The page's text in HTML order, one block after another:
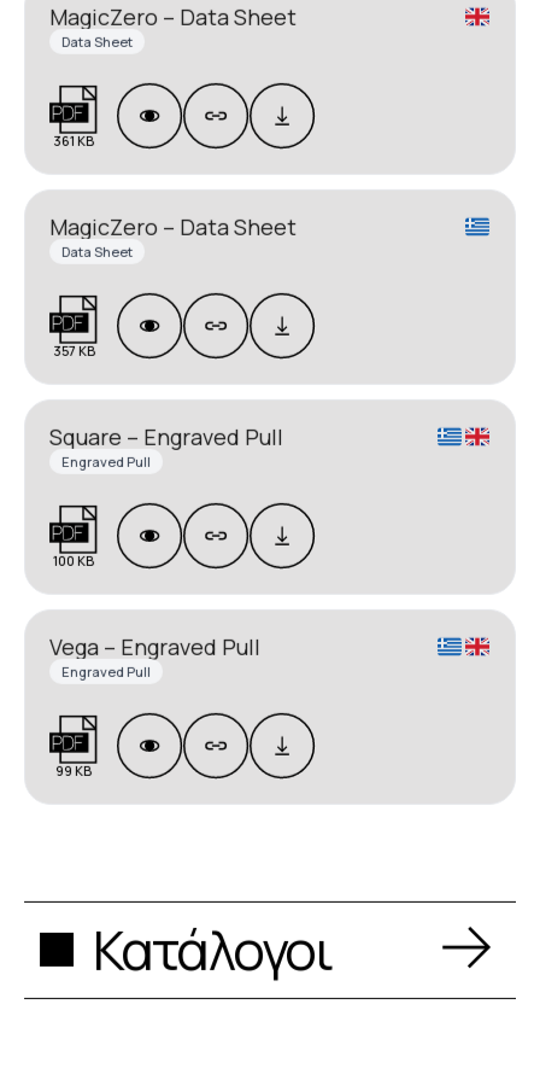
MagicZero – Data Sheet
Data Sheet
361 KB
MagicZero – Data Sheet
Data Sheet
357 KB
Square – Engraved Pull
Engraved Pull
100 KB
Vega – Engraved Pull
Engraved Pull
99 KB
Κατάλογοι